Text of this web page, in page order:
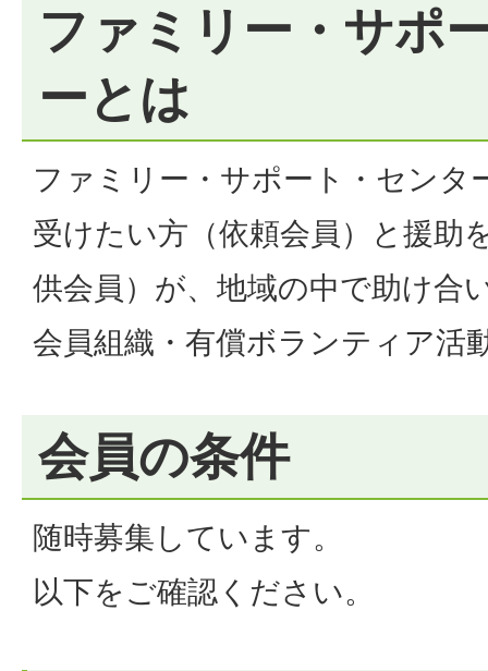
ファミリー・サポ
ーとは
ファミリー・サポート・センタ
受けたい方（依頼会員）と援助
供会員）が、地域の中で助け合
会員組織・有償ボランティア活
会員の条件
随時募集しています。
以下をご確認ください。